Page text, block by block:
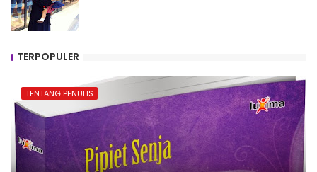
TERPOPULER
TENTANG PENULIS